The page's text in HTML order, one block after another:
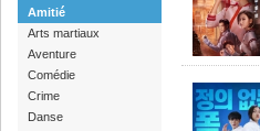
Amitié
Arts martiaux
Aventure
Comédie
Crime
Danse